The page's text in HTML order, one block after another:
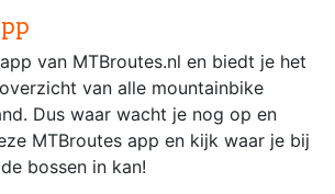
van MTBroutes.nl en biedt je het
van alle mountainbike
Dus waar wacht je nog op en
MTBroutes app en kijk waar je bij
bossen in kan!